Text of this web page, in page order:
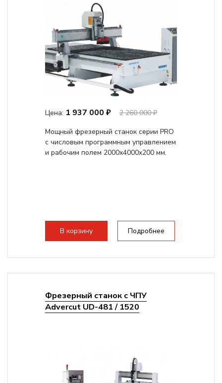
Цена: 1 937 000 ₽
2 260 000 ₽
Мощный фрезерный станок серии PRO
с числовым программным управлением
и рабочим полем 2000x4000x200 мм.
В корзину Подробнее
Фрезерный станок с ЧПУ
Advercut UD-481 / 1520